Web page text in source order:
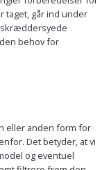
taget, går ind under
skræddersyede
behov for
eller anden form for
Det betyder, at vi
og eventuel